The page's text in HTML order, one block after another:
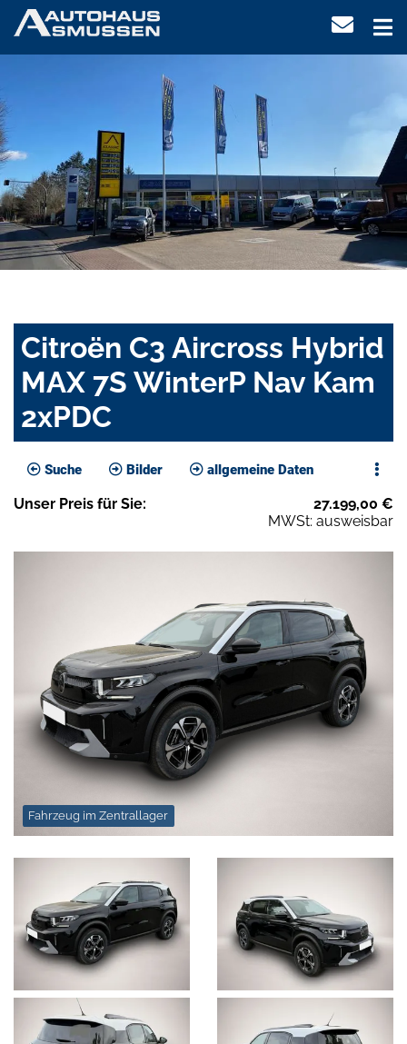
Citroën C3 Aircross Hybrid
MAX 7S WinterP Nav Kam
2xPDC
Suche Bilder allgemeine Daten
Unser Preis für Sie: 27.199,00 €
MWSt: ausweisbar
Fahrzeug im Zentrallager